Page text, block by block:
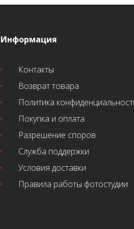
Информация
Контакты
Возврат товара
Политика
Покупка и оплата
Разрешение споров
Служба поддержки
Условия доставки
Правила работы фотостудии